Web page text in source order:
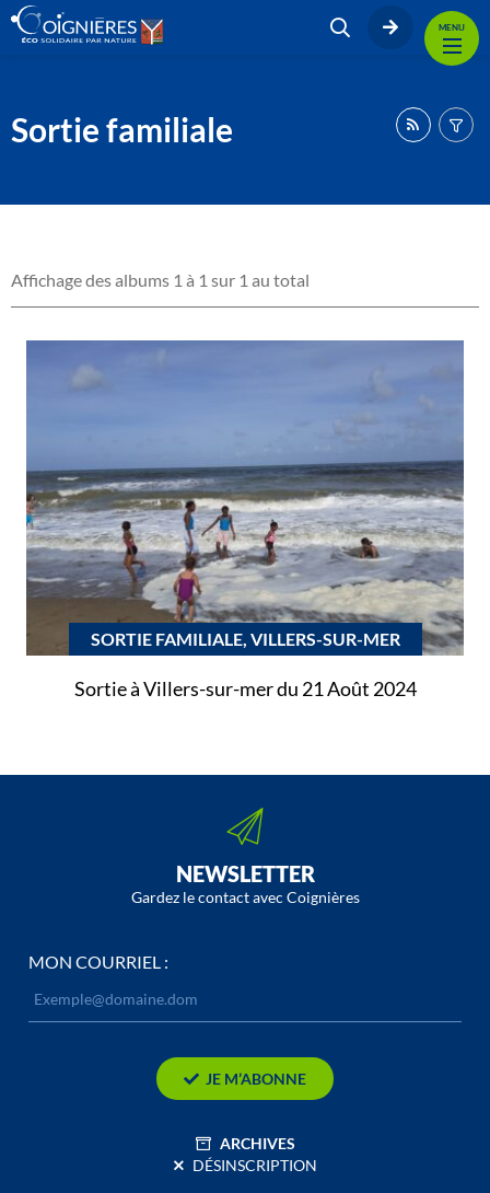
MENU
Sortie familiale
Affichage des albums 1 à 1 sur 1 au total
SORTIE FAMILIALE, VILLERS-SUR-MER
Sortie à Villers-sur-mer du 21 Août 2024
NEWSLETTER
Gardez le contact avec Coignières
MON COURRIEL :
JE M’ABONNE
ARCHIVES
DÉSINSCRIPTION